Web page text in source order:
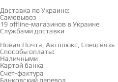
Доставка по Украине:
Самовывоз
19 offline-магазинов в Украине
Службами доставки
Новая Почта, Автолюкс, Спецсвязь
Способы оплаты:
Наличными
Картой банка
Счет-фактура
Банковский перевод